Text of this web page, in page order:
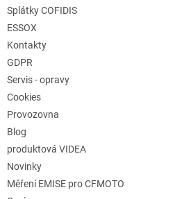
Splátky COFIDIS
ESSOX
Kontakty
GDPR
Servis - opravy
Cookies
Provozovna
Blog
produktová VIDEA
Novinky
Měření EMISE pro CFMOTO